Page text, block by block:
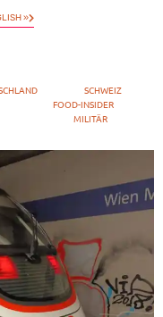
»
SCHWEIZ
FOOD-INSIDER
MILITÄR